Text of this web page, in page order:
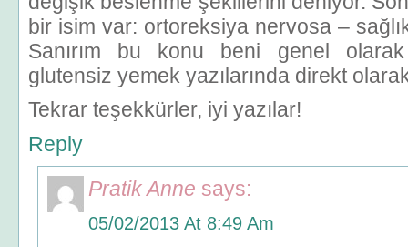
bir isim var: ortoreksiya nervosa –
Sanırım bu konu beni genel
glutensiz yemek yazılarında direkt
Tekrar teşekkürler, iyi yazılar!
Reply
Pratik Anne says:
05/02/2013 At 8:49 Am